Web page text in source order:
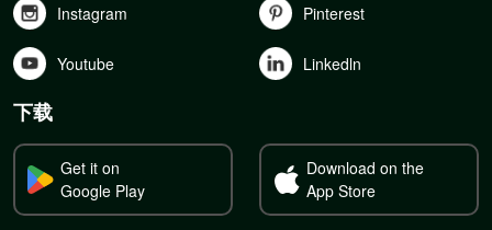
Instagram Pinterest
Youtube Linkedln
下载
Get it on
Google Play
Download on the
App Store